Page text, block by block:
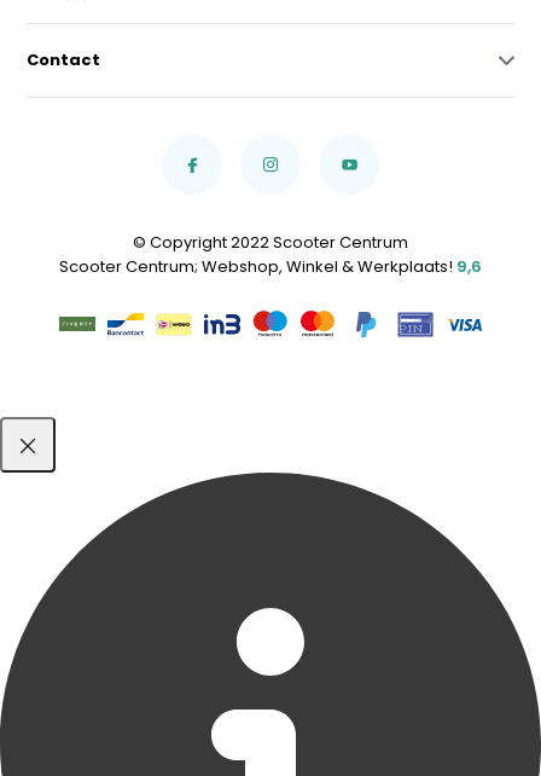
Contact
© Copyright 2022 Scooter Centrum
Scooter Centrum; Webshop, Winkel & Werkplaats! 9,6